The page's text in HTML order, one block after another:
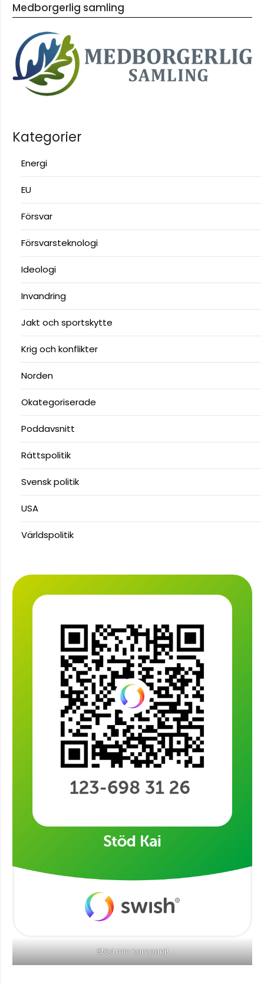
Medborgerlig samling
Kategorier
Energi
EU
Försvar
Försvarsteknologi
Ideologi
Invandring
Jakt och sportskytte
Krig och konflikter
Norden
Okategoriserade
Poddavsnitt
Rättspolitik
Svensk politik
USA
Världspolitik
Stöd min kampanj!